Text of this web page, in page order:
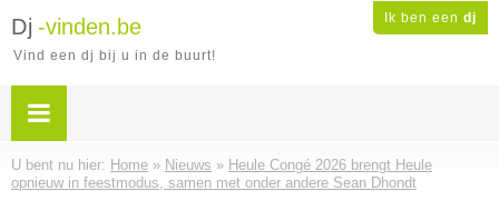
Ik ben een dj
Dj -vinden.be
Vind een dj bij u in de buurt!
U bent nu hier: Home » Nieuws » Heule Congé 2026 brengt Heule
opnieuw in feestmodus, samen met onder andere Sean Dhondt